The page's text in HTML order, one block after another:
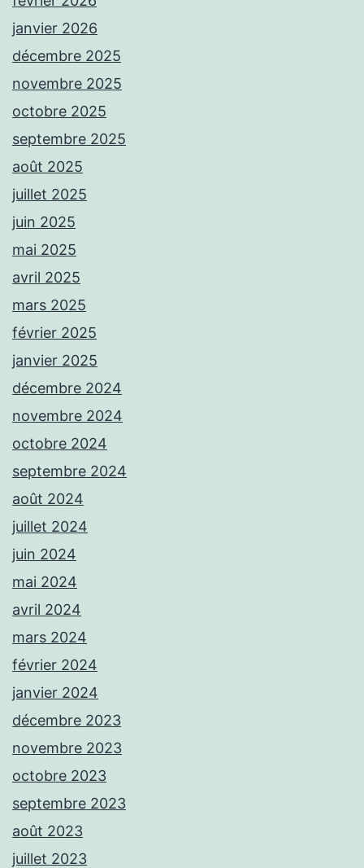
janvier 2026
décembre 2025
novembre 2025
octobre 2025
septembre 2025
août 2025
juillet 2025
juin 2025
mai 2025
avril 2025
mars 2025
février 2025
janvier 2025
décembre 2024
novembre 2024
octobre 2024
septembre 2024
août 2024
juillet 2024
juin 2024
mai 2024
avril 2024
mars 2024
février 2024
janvier 2024
décembre 2023
novembre 2023
octobre 2023
septembre 2023
août 2023
juillet 2023